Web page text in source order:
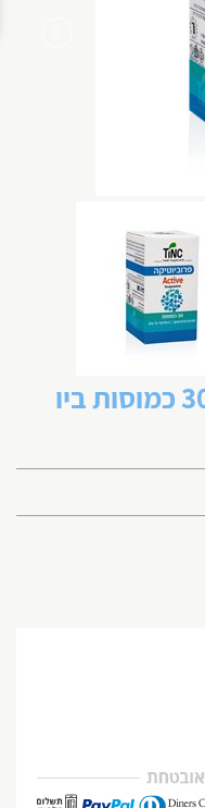
פרוביוטיקה 3 ביליון 30 כמוסות ביו